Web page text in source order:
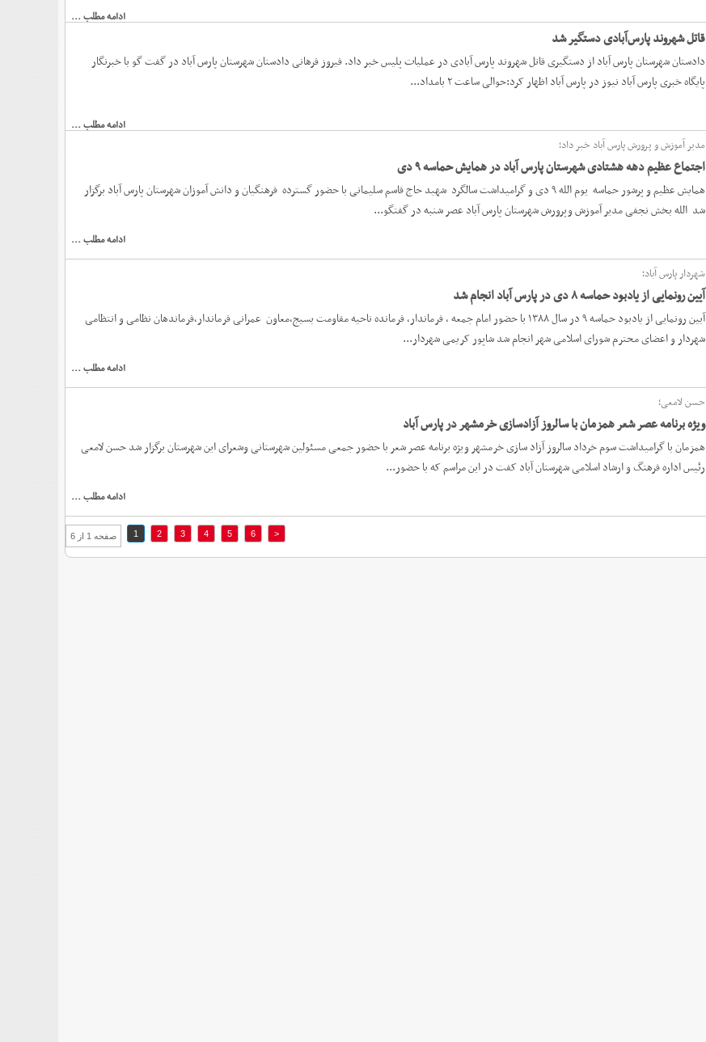
ادامه مطلب ...
قاتل شهروند پارس‌آبادی دستگیر شد
دادستان شهرستان پارس‌ آباد از دستگیری قاتل شهروند پارس آبادی در عملیات پلیس خبر داد. فیروز فرهانی دادستان شهرستان پارس آباد در گفت گو با خبرنگار
پایگاه خبری پارس آباد نیوز در پارس آباد اظهار کرد:حوالی ساعت ۲ بامداد...
ادامه مطلب ...
مدیر آموزش و پرورش پارس آباد خبر داد؛
اجتماع عظیم دهه هشتادی شهرستان پارس آباد در همایش حماسه ۹ دی
همایش عظیم و پرشور حماسه یوم الله ۹ دی و گرامیداشت سالگرد شهید حاج قاسم سلیمانی با حضور گسترده فرهنگیان و دانش آموزان شهرستان پارس آباد برگزار
شد الله بخش نجفی مدیر آموزش وپرورش شهرستان پارس آباد عصر شنبه در گفتگو...
ادامه مطلب ...
شهردار پارس آباد؛
آیین رونمایی از یادبود حماسه ۸ دی در پارس آباد انجام شد
آیین رونمایی از یادبود حماسه ۹ در سال ۱۳۸۸ با حضور امام جمعه ، فرماندار، فرمانده ناحیه مقاومت بسیج،معاون عمرانی فرماندار،فرماندهان نظامی و انتظامی‌
شهردار و اعضای محترم شورای اسلامی شهر انجام شد شاپور کریمی شهردار...
ادامه مطلب ...
حسن لامعی؛
ویژه برنامه عصر شعر همزمان با سالروز آزادسازی خرمشهر در پارس آباد
همزمان با گرامیداشت سوم خرداد سالروز آزاد سازی خرمشهر ویژه برنامه عصر شعر با حضور جمعی مسئولین شهرستانی وشعرای این شهرستان برگزار شد حسن‌ لامعی
رئیس اداره فرهنگ و ارشاد اسلامی شهرستان آباد کفت در این مراسم که با حضور...
ادامه مطلب ...
صفحه 1 از 6 1 2 3 4 5 6 <